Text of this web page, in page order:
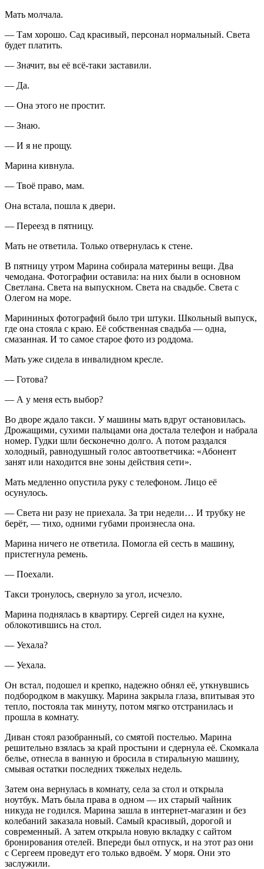
Мать молчала.
— Там хорошо. Сад красивый, персонал нормальный. Света
будет платить.
— Значит, вы её всё-таки заставили.
— Да.
— Она этого не простит.
— Знаю.
— И я не прощу.
Марина кивнула.
— Твоё право, мам.
Она встала, пошла к двери.
— Переезд в пятницу.
Мать не ответила. Только отвернулась к стене.
В пятницу утром Марина собирала материны вещи. Два
чемодана. Фотографии оставила: на них были в основном
Светлана. Света на выпускном. Света на свадьбе. Света с
Олегом на море.
Марининых фотографий было три штуки. Школьный выпуск,
где она стояла с краю. Её собственная свадьба — одна,
смазанная. И то самое старое фото из роддома.
Мать уже сидела в инвалидном кресле.
— Готова?
— А у меня есть выбор?
Во дворе ждало такси. У машины мать вдруг остановилась.
Дрожащими, сухими пальцами она достала телефон и набрала
номер. Гудки шли бесконечно долго. А потом раздался
холодный, равнодушный голос автоответчика: «Абонент
занят или находится вне зоны действия сети».
Мать медленно опустила руку с телефоном. Лицо её
осунулось.
— Света ни разу не приехала. За три недели… И трубку не
берёт, — тихо, одними губами произнесла она.
Марина ничего не ответила. Помогла ей сесть в машину,
пристегнула ремень.
— Поехали.
Такси тронулось, свернуло за угол, исчезло.
Марина поднялась в квартиру. Сергей сидел на кухне,
облокотившись на стол.
— Уехала?
— Уехала.
Он встал, подошел и крепко, надежно обнял её, уткнувшись
подбородком в макушку. Марина закрыла глаза, впитывая это
тепло, постояла так минуту, потом мягко отстранилась и
прошла в комнату.
Диван стоял разобранный, со смятой постелью. Марина
решительно взялась за край простыни и сдернула её. Скомкала
белье, отнесла в ванную и бросила в стиральную машину,
смывая остатки последних тяжелых недель.
Затем она вернулась в комнату, села за стол и открыла
ноутбук. Мать была права в одном — их старый чайник
никуда не годился. Марина зашла в интернет-магазин и без
колебаний заказала новый. Самый красивый, дорогой и
современный. А затем открыла новую вкладку с сайтом
бронирования отелей. Впереди был отпуск, и на этот раз они
с Сергеем проведут его только вдвоём. У моря. Они это
заслужили.